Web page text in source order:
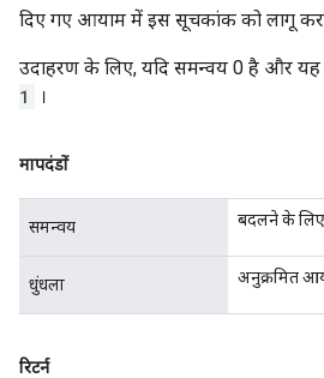
दिए गए आयाम में इस सूचकांक को लागू
उदाहरण के लिए, यदि समन्वय 0 है और
1
।
मापदंडों
समन्वय बदलने के
धुंधला अनुक्रमित
रिटर्न